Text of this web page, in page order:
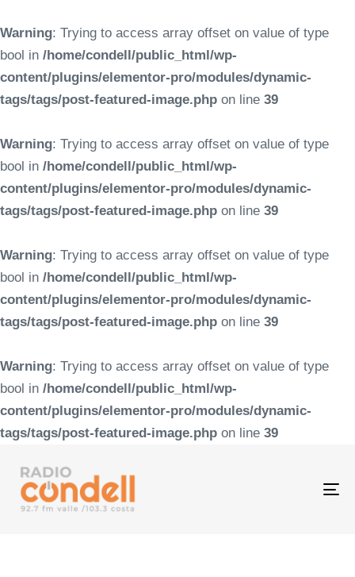
Warning: Trying to access array offset on value of type
bool in /home/condell/public_html/wp-
content/plugins/elementor-pro/modules/dynamic-
tags/tags/post-featured-image.php on line 39
Warning: Trying to access array offset on value of type
bool in /home/condell/public_html/wp-
content/plugins/elementor-pro/modules/dynamic-
tags/tags/post-featured-image.php on line 39
Warning: Trying to access array offset on value of type
bool in /home/condell/public_html/wp-
content/plugins/elementor-pro/modules/dynamic-
tags/tags/post-featured-image.php on line 39
Warning: Trying to access array offset on value of type
bool in /home/condell/public_html/wp-
content/plugins/elementor-pro/modules/dynamic-
tags/tags/post-featured-image.php on line 39